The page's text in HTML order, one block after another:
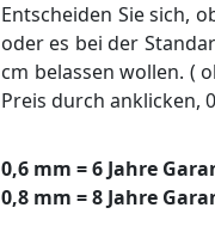
Entscheiden Sie sich,
oder es bei der
cm belassen wollen. (
Preis durch anklicken,
0,6 mm = 6 Jahre
0,8 mm = 8 Jahre